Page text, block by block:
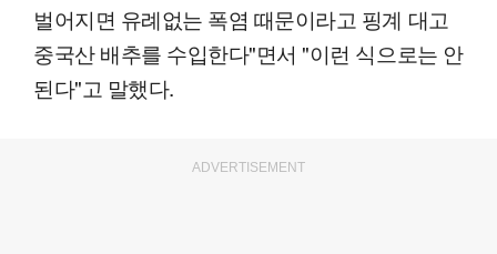
벌어지면 유례없는 폭염 때문이라고 핑계 대고
중국산 배추를 수입한다"면서 "이런 식으로는 안
된다"고 말했다.
ADVERTISEMENT